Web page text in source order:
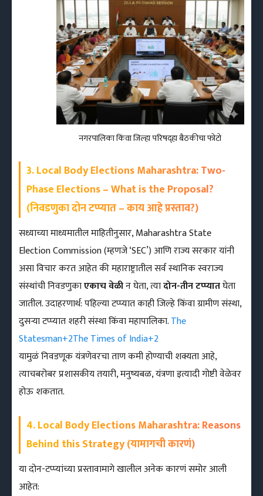
नगरपालिका किंवा जिल्हा परिषद्हा बैठकीचा फोटो
3. Local Body Elections Maharashtra: Two-
Phase Elections – What is the Proposal?
(निवडणुका दोन टप्प्यात – काय आहे प्रस्ताव?)
सध्याच्या माध्यमातील माहितीनुसार, Maharashtra State
Election Commission (म्हणजे ‘SEC’) आणि राज्य सरकार यांनी
असा विचार करत आहेत की महाराष्ट्रातील सर्व स्थानिक स्वराज्य
संस्थांची निवडणुकाएकाच वेळीन घेता, त्यादोन-तीन टप्प्यातघेता
जातील. उदाहरणार्थ: पहिल्या टप्प्यात काही जिल्हे किंवा ग्रामीण संस्था,
दुसऱ्या टप्प्यात शहरी संस्था किंवा महापालिका.The
Statesman+2The Times of India+2
यामुळं निवडणूक यंत्रणेवरचा ताण कमी होण्याची शक्यता आहे,
त्याचबरोबर प्रशासकीय तयारी, मनुष्यबळ, यंत्रणा इत्यादी गोष्टी वेळेवर
होऊ शकतात.
4. Local Body Elections Maharashtra: Reasons
Behind this Strategy (यामागची कारणं)
या दोन-टप्प्यांच्या प्रस्तावामागे खालील अनेक कारणं समोर आली
आहेत: